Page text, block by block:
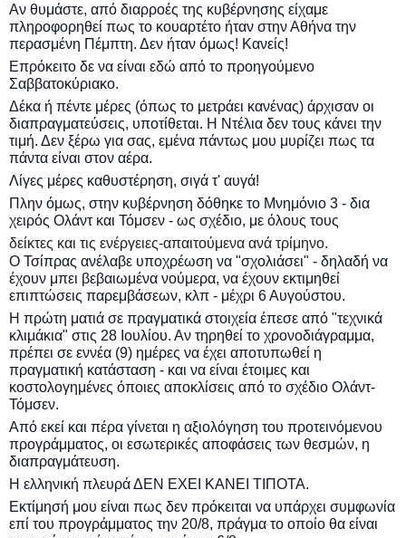
Αν θυμάστε, από διαρροές της κυβέρνησης είχαμε
πληροφορηθεί πως το κουαρτέτο ήταν στην Αθήνα την
περασμένη Πέμπτη. Δεν ήταν όμως! Κανείς!
Επρόκειτο δε να είναι εδώ από το προηγούμενο
Σαββατοκύριακο.
Δέκα ή πέντε μέρες (όπως το μετράει κανένας) άρχισαν οι
διαπραγματεύσεις, υποτίθεται. Η Ντέλια δεν τους κάνει την
τιμή. Δεν ξέρω για σας, εμένα πάντως μου μυρίζει πως τα
πάντα είναι στον αέρα.
Λίγες μέρες καθυστέρηση, σιγά τ' αυγά!
Πλην όμως, στην κυβέρνηση δόθηκε το Μνημόνιο 3 - δια
χειρός Ολάντ και Τόμσεν - ως σχέδιο, με όλους τους
δείκτες και τις ενέργειες-απαιτούμενα ανά τρίμηνο.
Ο Τσίπρας ανέλαβε υποχρέωση να "σχολιάσει" - δηλαδή να
έχουν μπει βεβαιωμένα νούμερα, να έχουν εκτιμηθεί
επιπτώσεις παρεμβάσεων, κλπ - μέχρι 6 Αυγούστου.
Η πρώτη ματιά σε πραγματικά στοιχεία έπεσε από "τεχνικά
κλιμάκια" στις 28 Ιουλίου. Αν τηρηθεί το χρονοδιάγραμμα,
πρέπει σε εννέα (9) ημέρες να έχει αποτυπωθεί η
πραγματική κατάσταση - και να είναι έτοιμες και
κοστολογημένες όποιες αποκλίσεις από το σχέδιο Ολάντ-
Τόμσεν.
Από εκεί και πέρα γίνεται η αξιολόγηση του προτεινόμενου
προγράμματος, οι εσωτερικές αποφάσεις των θεσμών, η
διαπραγμάτευση.
Η ελληνική πλευρά ΔΕΝ ΕΧΕΙ ΚΑΝΕΙ ΤΙΠΟΤΑ.
Εκτίμησή μου είναι πως δεν πρόκειται να υπάρχει συμφωνία
επί του προγράμματος την 20/8, πράγμα το οποίο θα είναι